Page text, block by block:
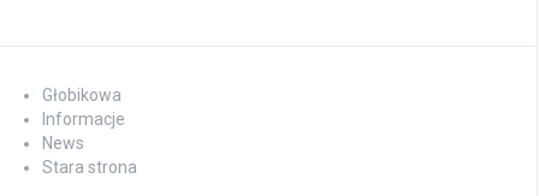
Głobikowa
Informacje
News
Stara strona